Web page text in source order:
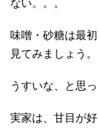
ない。。。
味噌・砂糖は最
見てみましょう。
うすいな、と思
実家は、甘目が